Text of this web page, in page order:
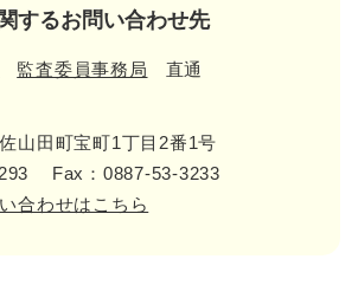
するお問い合わせ先
監査委員事務局 直通
山田町宝町1丁目2番1号
Fax：0887-53-3233
合わせはこちら